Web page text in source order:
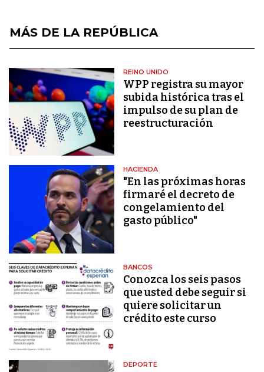
MÁS DE LA REPÚBLICA
REINO UNIDO
WPP registra su mayor
subida histórica tras el
impulso de su plan de
reestructuración
HACIENDA
"En las próximas horas
firmaré el decreto de
congelamiento del
gasto público"
BANCOS
Conozca los seis pasos
que usted debe seguir si
quiere solicitar un
crédito este curso
DEPORTE